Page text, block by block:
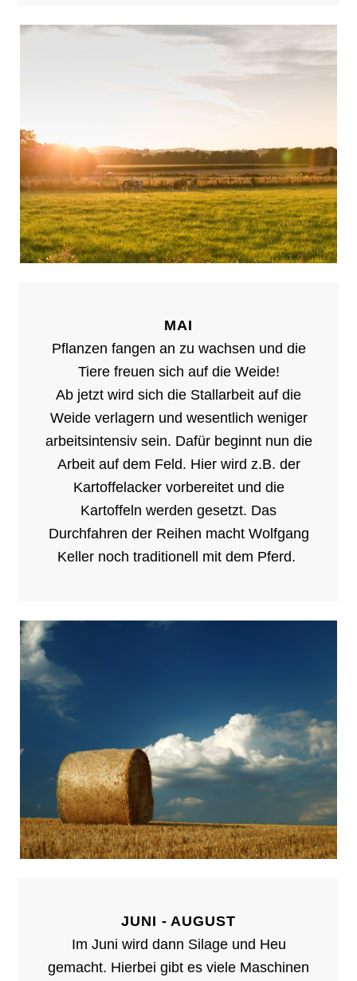
MAI
Pflanzen fangen an zu wachsen und die
Tiere freuen sich auf die Weide!
Ab jetzt wird sich die Stallarbeit auf die
Weide verlagern und wesentlich weniger
arbeitsintensiv sein. Dafür beginnt nun die
Arbeit auf dem Feld. Hier wird z.B. der
Kartoffelacker vorbereitet und die
Kartoffeln werden gesetzt. Das
Durchfahren der Reihen macht Wolfgang
Keller noch traditionell mit dem Pferd.
JUNI - AUGUST
Im Juni wird dann Silage und Heu
gemacht. Hierbei gibt es viele Maschinen